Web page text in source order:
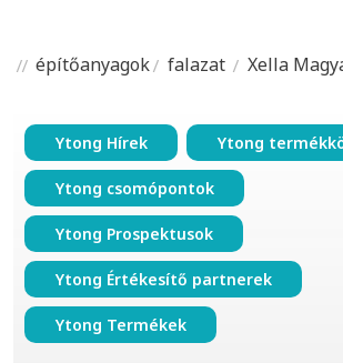
építőanyagok falazat Xella
Ytong Hírek Ytong
Ytong csomópontok
Ytong Prospektusok
Ytong Értékesítő partnerek
Ytong Termékek